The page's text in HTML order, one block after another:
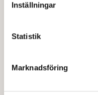
Inställningar
Statistik
Marknadsföring